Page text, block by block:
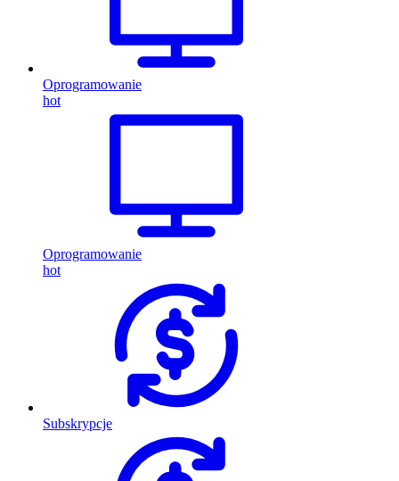
Oprogramowanie
hot
Oprogramowanie
hot
Subskrypcje